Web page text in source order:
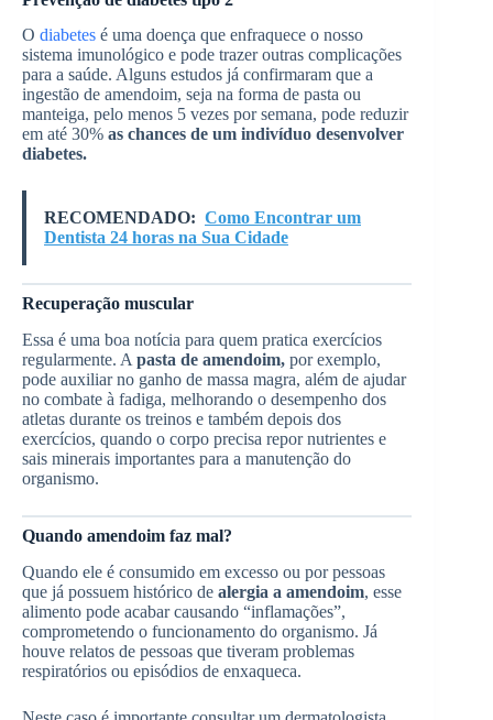
O diabetes é uma doença que enfraquece o nosso
sistema imunológico e pode trazer outras complicações
para a saúde. Alguns estudos já confirmaram que a
ingestão de amendoim, seja na forma de pasta ou
manteiga, pelo menos 5 vezes por semana, pode reduzir
em até 30% as chances de um indivíduo desenvolver
diabetes.
RECOMENDADO: Como Encontrar um
Dentista 24 horas na Sua Cidade
Recuperação muscular
Essa é uma boa notícia para quem pratica exercícios
regularmente. A pasta de amendoim, por exemplo,
pode auxiliar no ganho de massa magra, além de ajudar
no combate à fadiga, melhorando o desempenho dos
atletas durante os treinos e também depois dos
exercícios, quando o corpo precisa repor nutrientes e
sais minerais importantes para a manutenção do
organismo.
Quando amendoim faz mal?
Quando ele é consumido em excesso ou por pessoas
que já possuem histórico de alergia a amendoim, esse
alimento pode acabar causando “inflamações”,
comprometendo o funcionamento do organismo. Já
houve relatos de pessoas que tiveram problemas
respiratórios ou episódios de enxaqueca.